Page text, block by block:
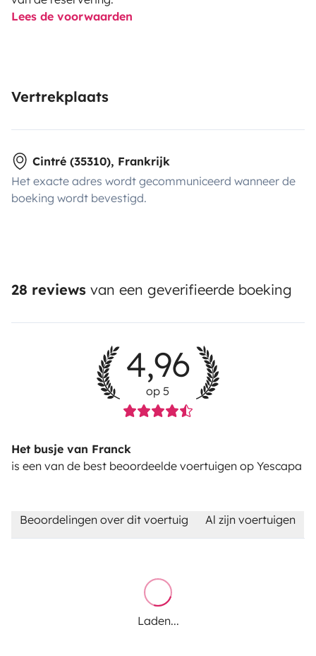
Lees de voorwaarden
Vertrekplaats
Cintré (35310), Frankrijk
Het exacte adres wordt gecommuniceerd wanneer de
boeking wordt bevestigd.
28 reviews van een geverifieerde boeking
4,96
op 5
Het busje van Franck
is een van de best beoordeelde voertuigen op Yescapa
Beoordelingen over dit voertuig Al zijn voertuigen
Laden...